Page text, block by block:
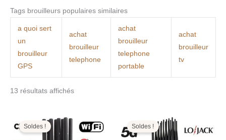
Tags brouilleurs populaires similaires
a quoi sert
un
brouilleur
GPS
achat
brouilleur
telephone
achat
brouilleur
telephone
portable
achat
brouilleur
tv
13 résultats affichés
Soldes !
prix
initial
était :
499,00€.
prix
actuel
est :
199,99€.
Soldes !initial
était :
1.599,00€.
prix
actuel
est :
799,99€.